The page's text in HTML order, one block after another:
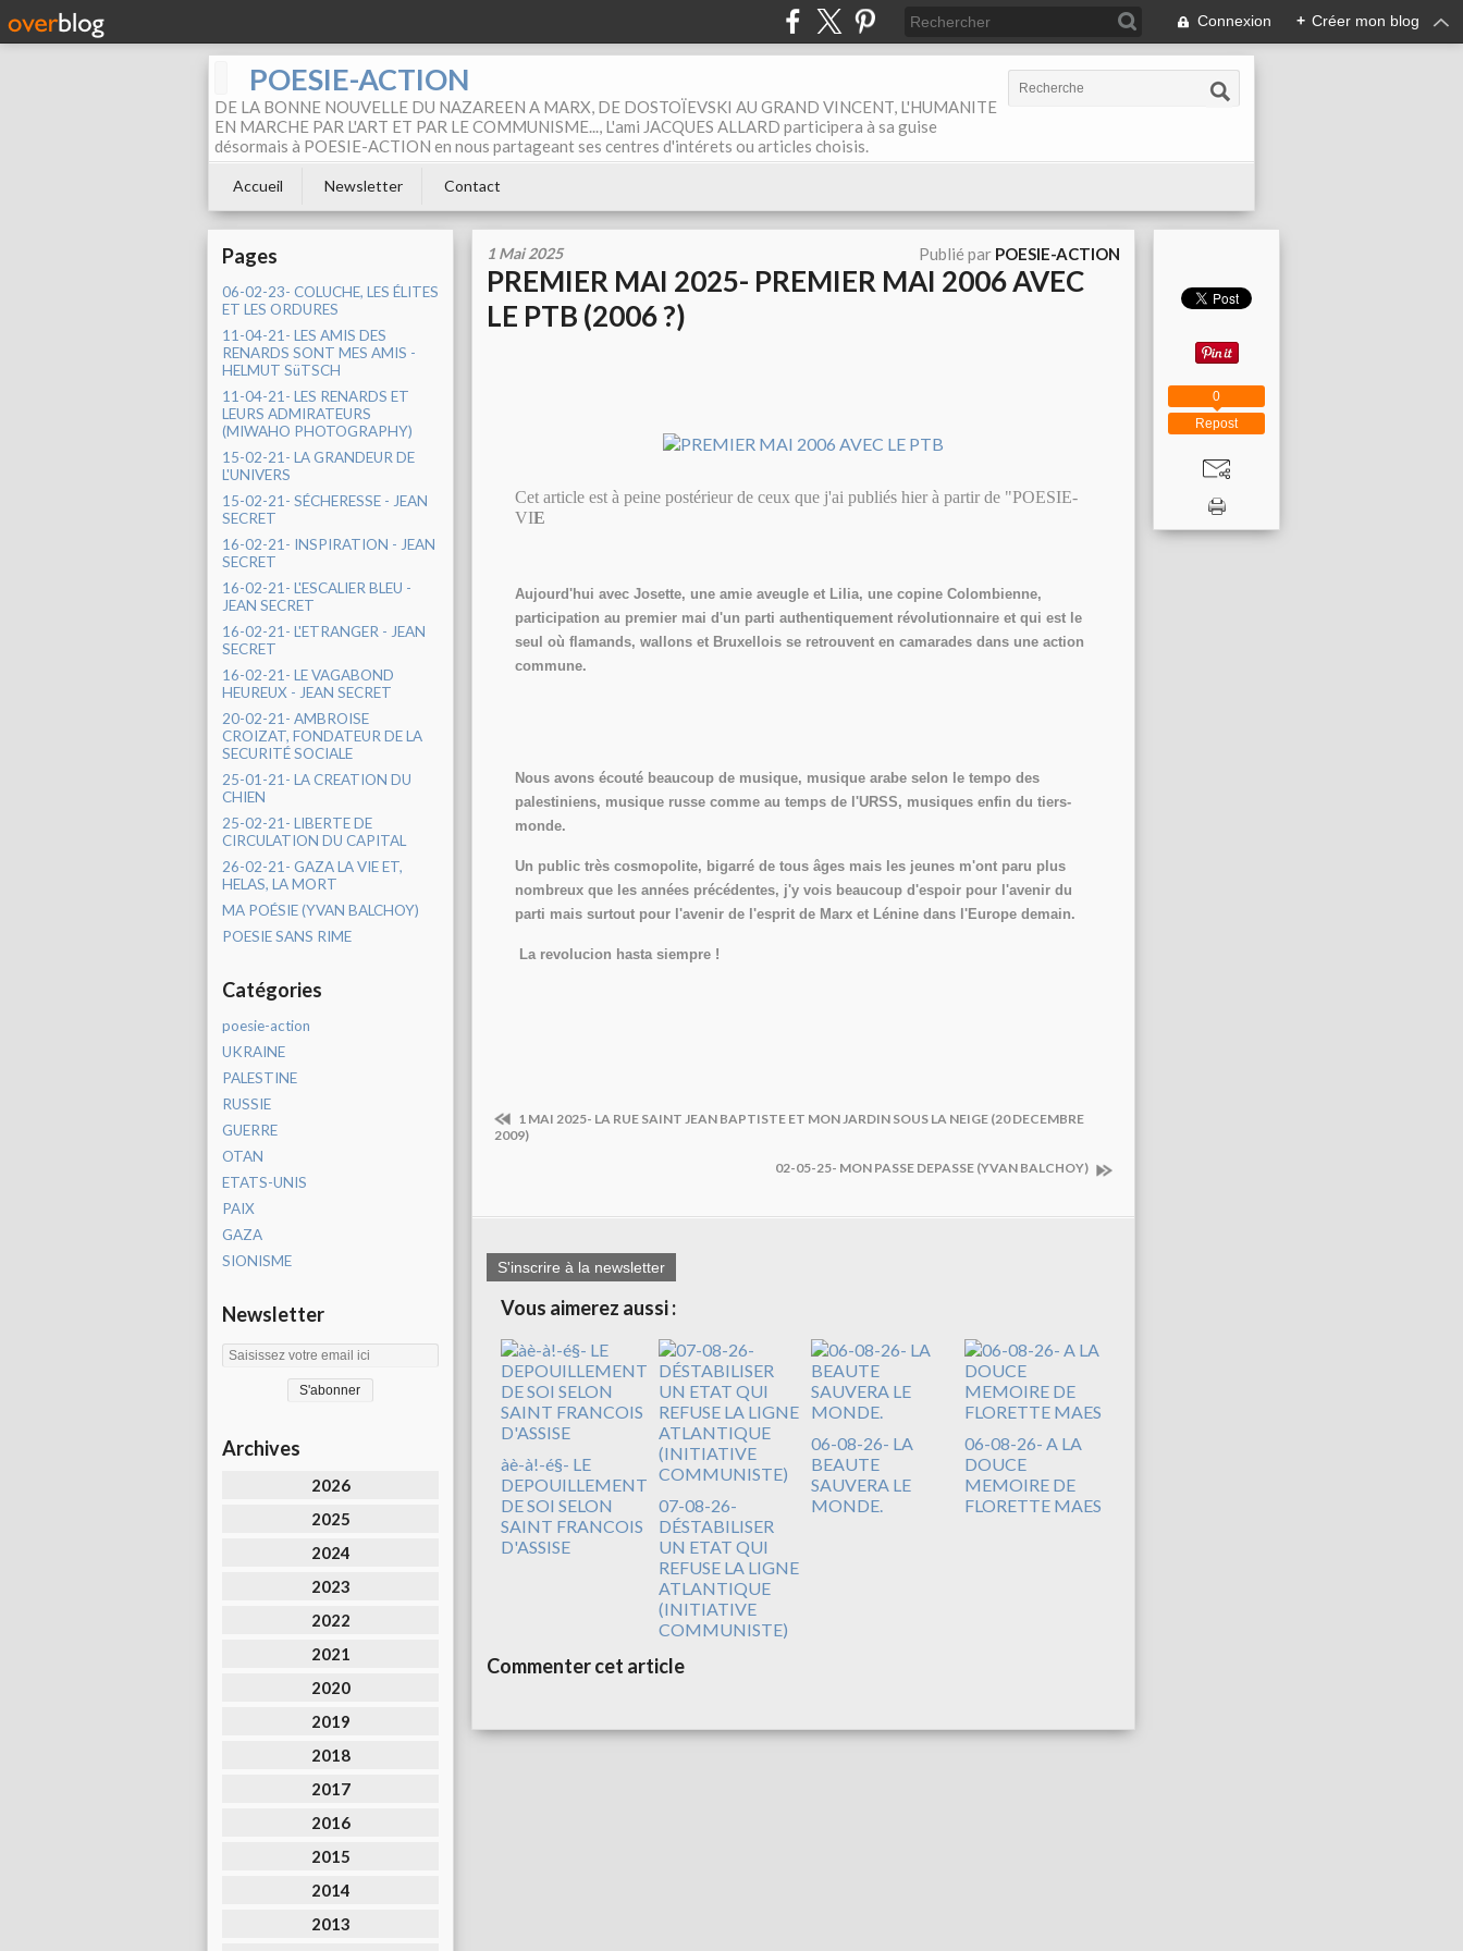
Connexion + Créer mon blog
POESIE-ACTION
DE LA BONNE NOUVELLE DU NAZAREEN A MARX, DE DOSTOÏEVSKI AU GRAND VINCENT, L'HUMANITE
EN MARCHE PAR L'ART ET PAR LE COMMUNISME..., L'ami JACQUES ALLARD participera à sa guise
désormais à POESIE-ACTION en nous partageant ses centres d'intérets ou articles choisis.
Accueil Newsletter Contact
Pages
06-02-23- COLUCHE, LES ÉLITES
ET LES ORDURES
11-04-21- LES AMIS DES
RENARDS SONT MES AMIS -
HELMUT SüTSCH
11-04-21- LES RENARDS ET
LEURS ADMIRATEURS
(MIWAHO PHOTOGRAPHY)
15-02-21- LA GRANDEUR DE
L'UNIVERS
15-02-21- SÉCHERESSE - JEAN
SECRET
16-02-21- INSPIRATION - JEAN
SECRET
16-02-21- L'ESCALIER BLEU -
JEAN SECRET
16-02-21- L'ETRANGER - JEAN
SECRET
16-02-21- LE VAGABOND
HEUREUX - JEAN SECRET
20-02-21- AMBROISE
CROIZAT, FONDATEUR DE LA
SECURITÉ SOCIALE
25-01-21- LA CREATION DU
CHIEN
25-02-21- LIBERTE DE
CIRCULATION DU CAPITAL
26-02-21- GAZA LA VIE ET,
HELAS, LA MORT
MA POÉSIE (YVAN BALCHOY)
POESIE SANS RIME
Catégories
poesie-action
UKRAINE
PALESTINE
RUSSIE
GUERRE
OTAN
ETATS-UNIS
PAIX
GAZA
SIONISME
Newsletter
Archives
2026
2025
2024
2023
2022
2021
2020
2019
2018
2017
2016
2015
2014
2013
1 Mai 2025 Publié par POESIE-ACTION
PREMIER MAI 2025- PREMIER MAI 2006 AVEC
LE PTB (2006 ?)
Cet article est à peine postérieur de ceux que j'ai publiés hier à partir de "POESIE-
VIE
Aujourd'hui avec Josette, une amie aveugle et Lilia, une copine Colombienne,
participation au premier mai d'un parti authentiquement révolutionnaire et qui est le
seul où flamands, wallons et Bruxellois se retrouvent en camarades dans une action
commune.
Nous avons écouté beaucoup de musique, musique arabe selon le tempo des
palestiniens, musique russe comme au temps de l'URSS, musiques enfin du tiers-
monde.
Un public très cosmopolite, bigarré de tous âges mais les jeunes m'ont paru plus
nombreux que les années précédentes, j'y vois beaucoup d'espoir pour l'avenir du
parti mais surtout pour l'avenir de l'esprit de Marx et Lénine dans l'Europe demain.
La revolucion hasta siempre !
1 MAI 2025- LA RUE SAINT JEAN BAPTISTE ET MON JARDIN SOUS LA NEIGE (20 DECEMBRE
2009)
02-05-25- MON PASSE DEPASSE (YVAN BALCHOY)
S'inscrire à la newsletter
Vous aimerez aussi :
àè-à!-é§- LE
DEPOUILLEMENT
DE SOI SELON
SAINT FRANCOIS
D'ASSISE
07-08-26-
DÉSTABILISER
UN ETAT QUI
REFUSE LA LIGNE
ATLANTIQUE
(INITIATIVE
COMMUNISTE)
06-08-26- LA
BEAUTE
SAUVERA LE
MONDE.
06-08-26- A LA
DOUCE
MEMOIRE DE
FLORETTE MAES
Commenter cet article
Repost
0